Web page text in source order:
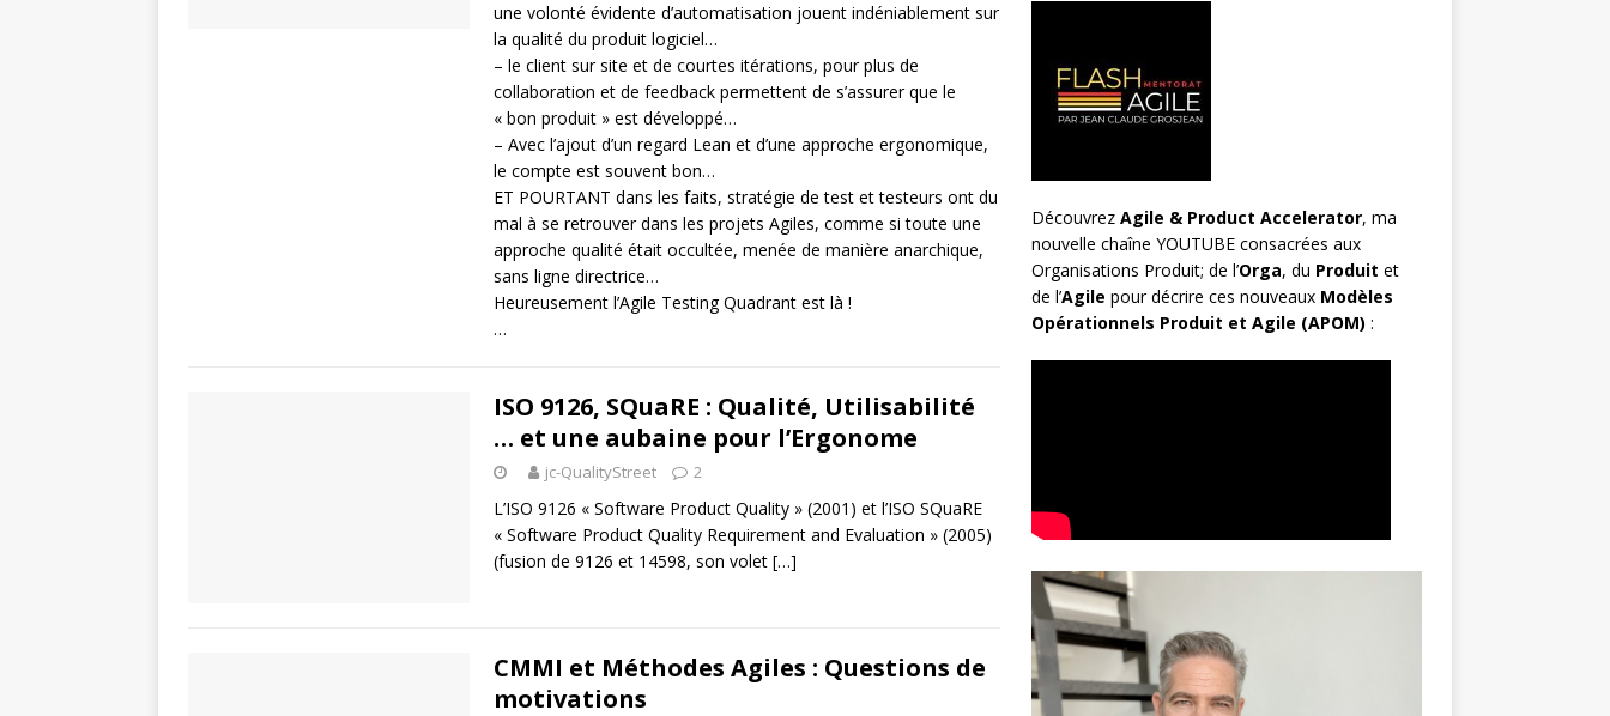
une volonté évidente d’automatisation jouent indéniablement sur
la qualité du produit logiciel…
– le client sur site et de courtes itérations, pour plus de
collaboration et de feedback permettent de s’assurer que le
« bon produit » est développé…
– Avec l’ajout d’un regard Lean et d’une approche ergonomique,
le compte est souvent bon…
ET POURTANT dans les faits, stratégie de test et testeurs ont du
mal à se retrouver dans les projets Agiles, comme si toute une
approche qualité était occultée, menée de manière anarchique,
sans ligne directrice…
Heureusement l’Agile Testing Quadrant est là !
…
ISO 9126, SQuaRE : Qualité, Utilisabilité
… et une aubaine pour l’Ergonome
jc-QualityStreet 2
L’ISO 9126 « Software Product Quality » (2001) et l’ISO SQuaRE
« Software Product Quality Requirement and Evaluation » (2005)
(fusion de 9126 et 14598, son volet […]
CMMI et Méthodes Agiles : Questions de
motivations
Découvrez Agile & Product Accelerator, ma
nouvelle chaîne YOUTUBE consacrées aux
Organisations Produit; de l’Orga, du Produit et
de l’Agile pour décrire ces nouveaux Modèles
Opérationnels Produit et Agile (APOM) :